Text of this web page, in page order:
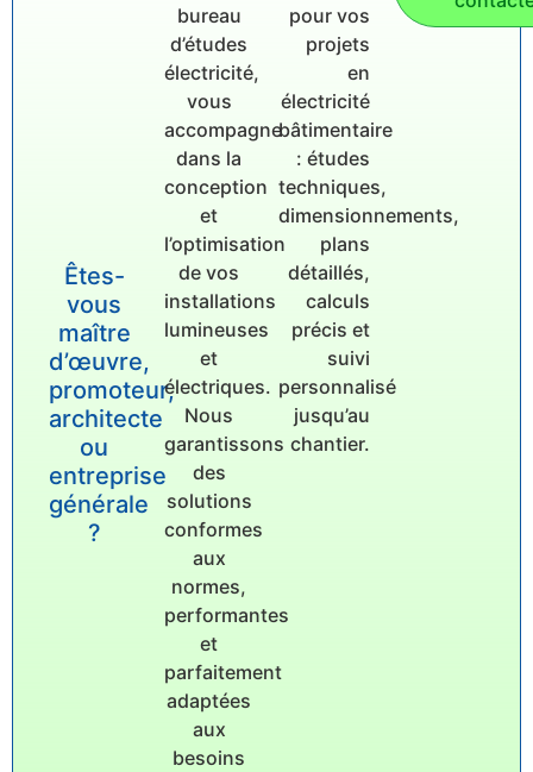
Êtes-
vous
maître
d’œuvre,
promoteur,
architecte
ou
entreprise
générale
?
bureau
d’études
électricité,
vous
accompagne
dans la
conception
et
l’optimisation
de vos
installations
lumineuses
et
électriques.
Nous
garantissons
des
solutions
conformes
aux
normes,
performantes
et
parfaitement
adaptées
aux
besoins
pour vos
projets
en
électricité
bâtimentaire
: études
techniques,
dimensionnements,
plans
détaillés,
calculs
précis et
suivi
personnalisé
jusqu’au
chantier.